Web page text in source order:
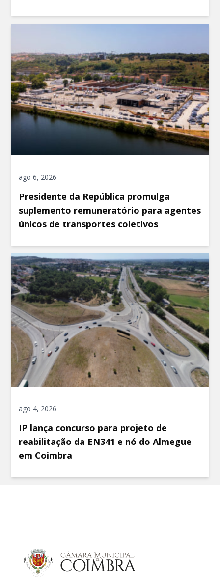
ago 6, 2026
Presidente da República promulga
suplemento remuneratório para agentes
únicos de transportes coletivos
ago 4, 2026
IP lança concurso para projeto de
reabilitação da EN341 e nó do Almegue
em Coimbra